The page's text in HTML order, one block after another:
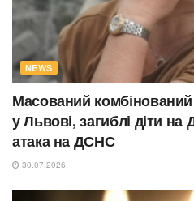
NEWS
Масований
у Львові, загиблі діти
атака на ДСНС
30.07.2026